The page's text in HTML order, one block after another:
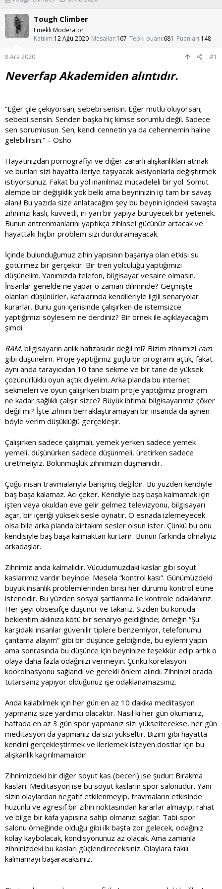
n
u
y
a
ş
l
a
n
ş
a
n
ç
t
i
h
i
Tough Climber
Emekli Moderatör
Katılım 12 Ağu 2020 Mesajlar 167 Tepki puanı 681 Puanları 148
8 Ara 2020 #1
Neverfap Akademiden alıntıdır.
“Eğer çile çekiyorsan; sebebi sensin. Eğer mutlu oluyorsan;
sebebi sensin. Senden başka hiç kimse sorumlu değil. Sadece
sen sorumlusun. Sen; kendi cennetin ya da cehennemin haline
gelebilirsin.” – Osho
Hayatınızdan pornografiyi ve diğer zararlı alışkanlıkları atmak
ve bunları sizi hayatta ileriye taşıyacak aksiyonlarla değiştirmek
istiyorsunuz. Fakat bu yol inanılmaz mücadeleli bir yol. Somut
alemde bir değişiklik yok belki ama beyninizin içi tam bir savaş
alanı! Bu yazıda size anlatacağım şey bu beynin içindeki savaşta
zihninizi kaslı, kuvvetli, iri yarı bir yapıya bürüyecek bir yetenek.
Bunun antrenmanlarını yaptıkça zihinsel gücünüz artacak ve
hayattaki hiçbir problem sizi durduramayacak.
İçinde bulunduğumuz zihin yapısının başarıya olan etkisi su
götürmez bir gerçektir. Bir tren yolculuğu yaptığımızı
düşünelim. Yanımızda telefon, bilgisayar vesaire olmasın.
İnsanlar genelde ne yapar o zaman diliminde? Geçmişte
olanları düşünürler, kafalarında kendileriyle ilgili senaryolar
kurarlar. Bunu gün içerisinde çalışırken de istemsizce
yaptığımızı söylesem ne derdiniz? Bir örnek ile açıklayacağım
şimdi.
RAM, bilgisayarın anlık hafızasıdır değil mi? Bizim zihnimizi ram
gibi düşünelim. Proje yaptığımız güçlü bir programı açtık, fakat
aynı anda tarayıcıdan 10 tane sekme ve bir tane de yüksek
çözünürlüklü oyun açtık diyelim. Arka planda bu internet
sekmeleri ve oyun çalışırken bizim proje yaptığımız program
ne kadar sağlıklı çalışır sizce? Büyük ihtimal bilgisayarımız çöker
değil mi? İşte zihnini berraklaştıramayan bir insanda da aynen
böyle verim düşüklüğü gerçekleşir.
Çalışırken sadece çalışmalı, yemek yerken sadece yemek
yemeli, düşünürken sadece düşünmeli, üretirken sadece
üretmeliyiz. Bölünmüşlük zihnimizin düşmanıdır.
Çoğu insan travmalarıyla barışmış değildir. Bu yüzden kendiyle
baş başa kalamaz. Acı çeker. Kendiyle baş başa kalmamak için
işten veya okuldan eve gelir gelmez televizyonu, bilgisayarı
açar, bir içeriği yüksek sesle oynatır. O esnada izlemeyecek
olsa bile arka planda birtakım sesler olsun ister. Çünkü bu onu
kendisiyle baş başa kalmaktan kurtarır. Bunun farkında olmalıyız
arkadaşlar.
Zihnimiz anda kalmalıdır. Vücudumuzdaki kaslar gibi soyut
kaslarımız vardır beyinde. Mesela “kontrol kası”. Günümüzdeki
büyük insanlık problemlerinden birisi her durumu kontrol etme
istencidir. Bu yüzden sosyal şartlanma ile kontrole odaklanırız.
Her şeyi obsesifçe düşünür ve takarız. Sizden bu konuda
beklentim aklınıza kötü bir senaryo geldiğinde; örneğin “Şu
karşıdaki insanlar güvenilir tiplere benzemiyor, telefonumu
çantama alayım” gibi bir düşünce geldiğinde, bu eylemi yapın
ama sonrasında bu düşünce için beyninize teşekkür edip artık o
olaya daha fazla odağınızı vermeyin. Çünkü korelasyon
koordinasyonu sağlandı ve gerekli önlem alındı. Zihninizi orada
tutarsanız yapıyor olduğunuz işe odaklanamazsınız.
Anda kalabilmek için her gün en az 10 dakika meditasyon
yapmanız size yardımcı olacaktır. Nasıl ki her gün okumanız,
haftada en az 3 gün spor yapmanız sizi yükseltecekse, her gün
meditasyon da yapmanız da sizi yükseltir. Bizim gibi hayatta
kendini gerçekleştirmek ve ilerlemek isteyen dostlar için bu
alışkanlık kaçırılmamalıdır.
Zihnimizdeki bir diğer soyut kas (beceri) ise şudur: Bırakma
kasları. Meditasyon ise bu soyut kasların spor salonudur. Yani
sizin olaylardan negatif etkilenmeyip, travmaların etkisinde
hüzünlü ve agresif bir zihin noktasından kararlar almayıp, rahat
ve bilge bir kafa yapısına sahip olmanızı sağlar. Tabi spor
salonu örneğinde olduğu gibi ilk başta zor gelecek, odağınız
kolay kaybolacak, kondisyonunuz az olacak. Ama zamanla
zihninizdeki bu kasları güçlendireceksiniz. Olaylara takılı
kalmamayı başaracaksınız.